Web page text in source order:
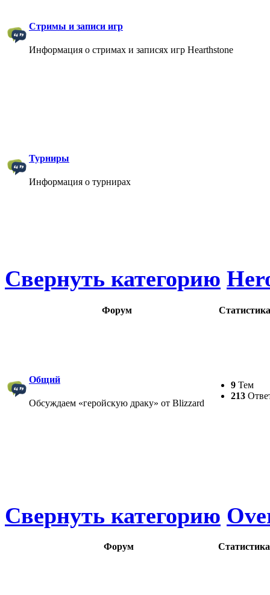
Стримы и записи игр
Информация о стримах и записях игр Hearthstone
Турниры
Информация о турнирах
Свернуть категорию
Форум Статистика
Общий
Обсуждаем «геройскую драку» от Blizzard
9 Тем
213
Свернуть категорию
Форум Статистика